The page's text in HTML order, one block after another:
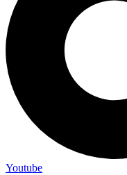
Youtube